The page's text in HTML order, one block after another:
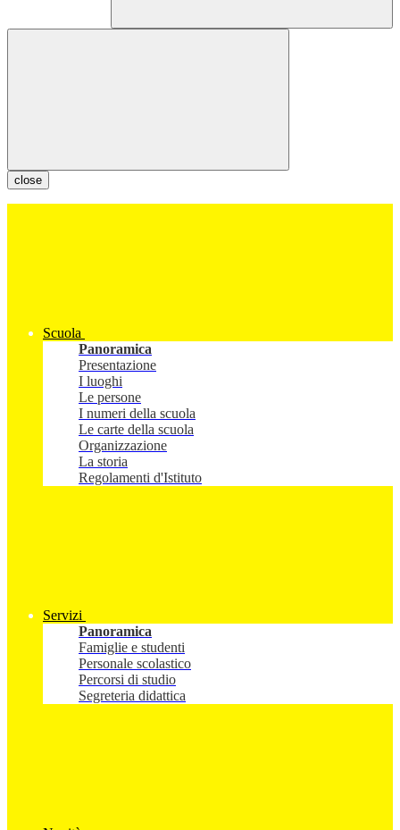
close
Scuola
Panoramica
Presentazione
I luoghi
Le persone
I numeri della scuola
Le carte della scuola
Organizzazione
La storia
Regolamenti d'Istituto
Servizi
Panoramica
Famiglie e studenti
Personale scolastico
Percorsi di studio
Segreteria didattica